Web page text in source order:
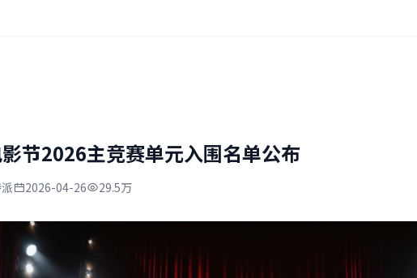
节2026主竞赛单元入围名单公布
2026-04-26 29.5万